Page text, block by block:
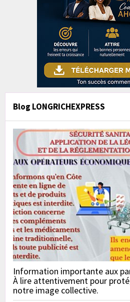
Blog LONGRICHEXPRESS
Information importante aux
À lire attentivement pour
notre image collective.